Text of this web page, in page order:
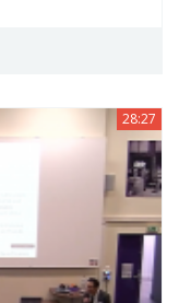
28:27